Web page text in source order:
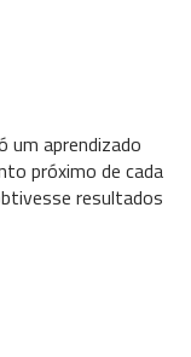
um aprendizado
próximo de cada
resultados